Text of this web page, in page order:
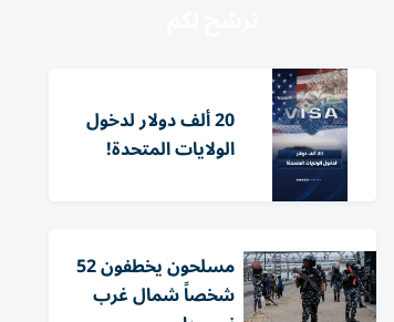
20 ألف دولار لدخول
الولايات المتحدة!
مسلحون يخطفون 52
شخصاً شمال غرب